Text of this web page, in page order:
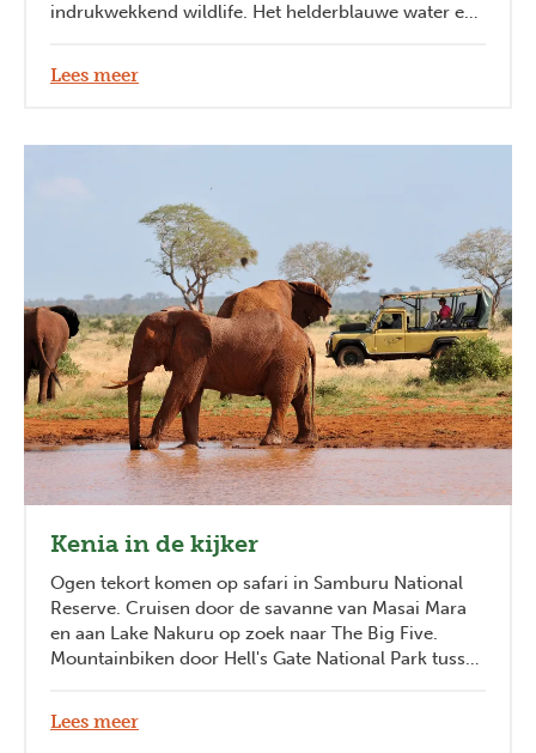
indrukwekkend wildlife. Het helderblauwe water en
spectaculaire beklimming. The Great Migration van
Lees meer
Kenia in de kijker
Ogen tekort komen op safari in Samburu National
Reserve. Cruisen door de savanne van Masai Mara
en aan Lake Nakuru op zoek naar The Big Five.
Mountainbiken door Hell's Gate National Park tussen
dichtbij beleven. Heerlijk tot rust komen op de
Lees meer